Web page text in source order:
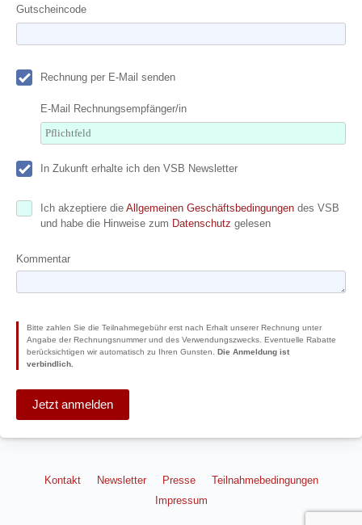
Gutscheincode
Rechnung per E-Mail senden
E-Mail Rechnungsempfänger/in
In Zukunft erhalte ich den VSB Newsletter
Ich akzeptiere die Allgemeinen Geschäftsbedingungen des VSB
und habe die Hinweise zum Datenschutz gelesen
Kommentar
Bitte zahlen Sie die Teilnahmegebühr erst nach Erhalt unserer Rechnung unter
Angabe der Rechnungsnummer und des Verwendungszwecks. Eventuelle Rabatte
berücksichtigen wir automatisch zu Ihren Gunsten. Die Anmeldung ist
verbindlich.
Jetzt anmelden
Kontakt Newsletter Presse
Teilnahmebedingungen
Impressum